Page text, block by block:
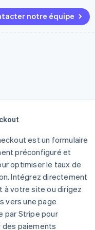
notre équipe
Atlas
Climate
Identity
Vérification de
est un formulaire
préconfiguré et
optimiser le taux de
Intégrez directement
à votre site ou dirigez
vers une page
par Stripe pour
paiements